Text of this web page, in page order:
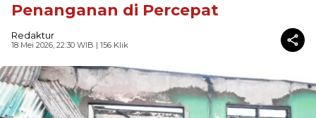
Penanganan di Percepat
Redaktur
18 Mei 2026, 22:30 WIB | 156 Klik